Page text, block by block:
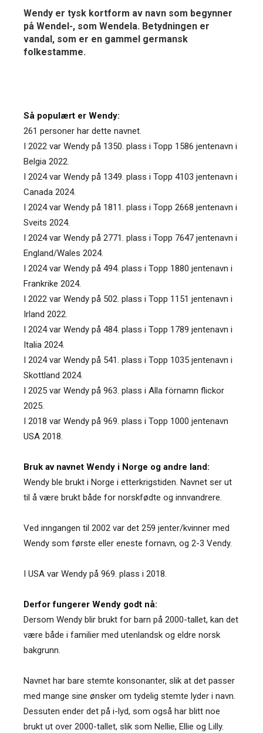
Wendy er tysk kortform av navn som begynner
på Wendel-, som Wendela. Betydningen er
vandal, som er en gammel germansk
folkestamme.
Så populært er Wendy:
261 personer har dette navnet.
I 2022 var Wendy på 1350. plass i Topp 1586 jentenavn i
Belgia 2022.
I 2024 var Wendy på 1349. plass i Topp 4103 jentenavn i
Canada 2024.
I 2024 var Wendy på 1811. plass i Topp 2668 jentenavn i
Sveits 2024.
I 2024 var Wendy på 2771. plass i Topp 7647 jentenavn i
England/Wales 2024.
I 2024 var Wendy på 494. plass i Topp 1880 jentenavn i
Frankrike 2024.
I 2022 var Wendy på 502. plass i Topp 1151 jentenavn i
Irland 2022.
I 2024 var Wendy på 484. plass i Topp 1789 jentenavn i
Italia 2024.
I 2024 var Wendy på 541. plass i Topp 1035 jentenavn i
Skottland 2024.
I 2025 var Wendy på 963. plass i Alla förnamn flickor
2025.
I 2018 var Wendy på 969. plass i Topp 1000 jentenavn
USA 2018.
Bruk av navnet Wendy i Norge og andre land:
Wendy ble brukt i Norge i etterkrigstiden. Navnet ser ut
til å være brukt både for norskfødte og innvandrere.
Ved inngangen til 2002 var det 259 jenter/kvinner med
Wendy som første eller eneste fornavn, og 2-3 Vendy.
I USA var Wendy på 969. plass i 2018.
Derfor fungerer Wendy godt nå:
Dersom Wendy blir brukt for barn på 2000-tallet, kan det
være både i familier med utenlandsk og eldre norsk
bakgrunn.
Navnet har bare stemte konsonanter, slik at det passer
med mange sine ønsker om tydelig stemte lyder i navn.
Dessuten ender det på i-lyd, som også har blitt noe
brukt ut over 2000-tallet, slik som Nellie, Ellie og Lilly.